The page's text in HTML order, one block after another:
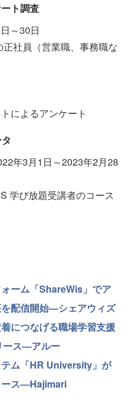
ト調査
～30日
正社員（営業職、事務職な
によるアンケート
年3月1日～2023年2月28
学び放題受講者のコース
ーム「ShareWis」でア
配信開始—シェアウィズ
につなげる職場学習支援
ース—アルー
ム「HR University」が
ース―Hajimari